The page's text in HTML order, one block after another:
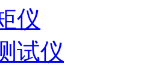
仪
试仪